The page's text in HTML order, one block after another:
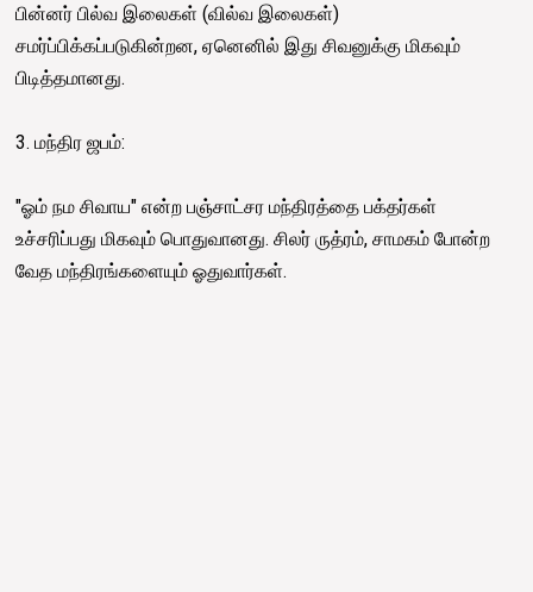
பின்னர் பில்வ இலைகள் (வில்வ இலைகள்)
சமர்ப்பிக்கப்படுகின்றன, ஏனெனில் இது சிவனுக்கு மிகவும்
பிடித்தமானது.
3. மந்திர ஜபம்:
"ஓம் நம சிவாய" என்ற பஞ்சாட்சர மந்திரத்தை பக்தர்கள்
உச்சரிப்பது மிகவும் பொதுவானது. சிலர் ருத்ரம், சாமகம் போன்ற
வேத மந்திரங்களையும் ஓதுவார்கள்.